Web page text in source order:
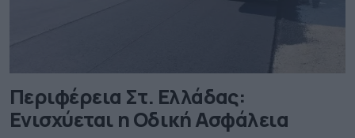
Περιφέρεια Στ. Ελλάδας:
Ενισχύεται η Οδική Ασφάλεια